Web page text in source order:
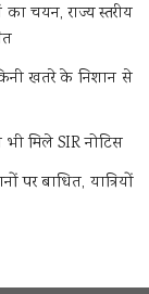
का चयन, राज्य स्तरीय
खतरे के निशान से
मिले SIR नोटिस
पर बाधित, यात्रियों